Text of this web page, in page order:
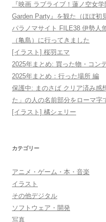
『映画 ラブライブ！蓮ノ空女
Garden Party』を観た（ほぼ初
パラノマサイト FILE38 伊勢人
（亀島）に行ってきました
[イラスト] 桜羽エマ
2025年まとめ: 買った物・コン
2025年まとめ：行った場所 編
保護中: まのさば クリア済み感
た」の人の名前部分をローマ字
[イラスト] 橘シェリー
カテゴリー
アニメ・ゲーム・本・音楽
イラスト
その他デジタル
ソフトウェア・開発
写真